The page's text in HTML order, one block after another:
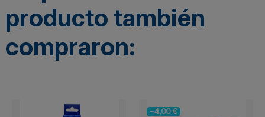
producto también
compraron:
-4,00 €